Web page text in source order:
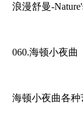
浪漫舒曼-
060.海顿小夜曲
海顿小夜曲各